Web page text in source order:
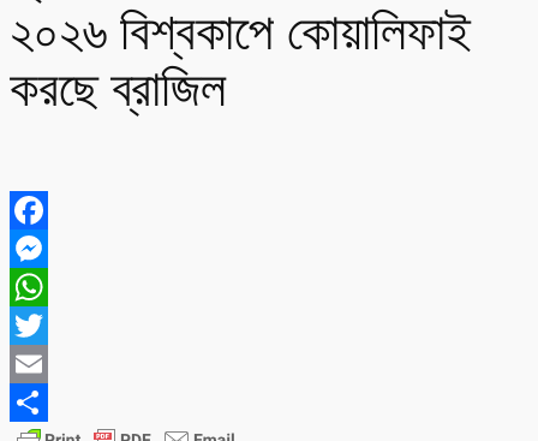
২০২৬ বিশ্বকাপে কোয়ালিফাই
করছে ব্রাজিল
Facebook
Messenger
WhatsApp
Twitter
Email